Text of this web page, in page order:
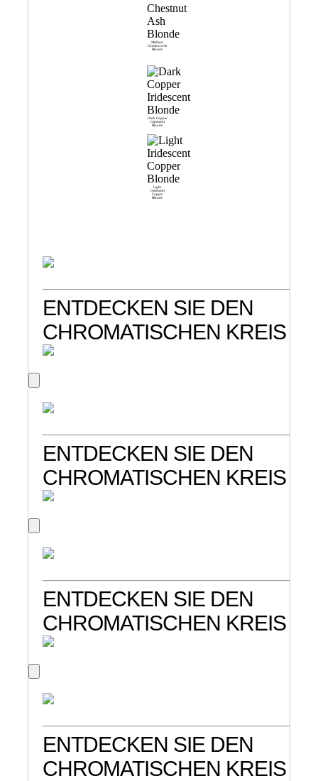
Medium
Chestnut Ash
Blonde
Dark Copper
Iridescent
Blonde
Light
Iridescent
Copper
Blonde
ENTDECKEN SIE DEN
CHROMATISCHEN KREIS
ENTDECKEN SIE DEN
CHROMATISCHEN KREIS
ENTDECKEN SIE DEN
CHROMATISCHEN KREIS
ENTDECKEN SIE DEN
CHROMATISCHEN KREIS